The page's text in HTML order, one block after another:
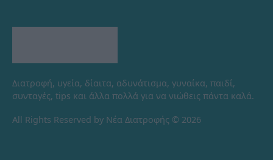
Διατροφή, υγεία, δίαιτα, αδυνάτισμα, γυναίκα, παιδί,
συνταγές, tips και άλλα πολλά για να νιώθεις πάντα καλά.
All Rights Reserved by Νέα Διατροφής © 2026